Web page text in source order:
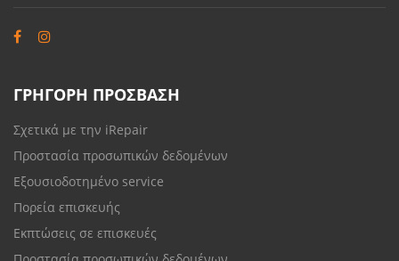
ΓΡΗΓΟΡΗ ΠΡΟΣΒΑΣΗ
Σχετικά με την iRepair
Προστασία προσωπικών δεδομένων
Εξουσιοδοτημένο service
Πορεία επισκευής
Εκπτώσεις σε επισκευές